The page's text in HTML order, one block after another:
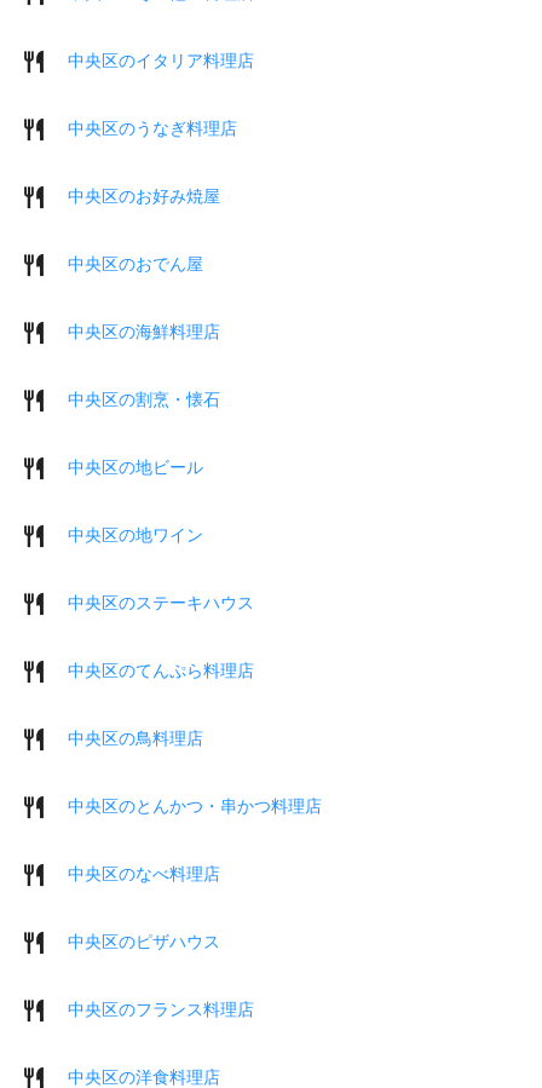
中央区のイタリア料理店
中央区のうなぎ料理店
中央区のお好み焼屋
中央区のおでん屋
中央区の海鮮料理店
中央区の割烹・懐石
中央区の地ビール
中央区の地ワイン
中央区のステーキハウス
中央区のてんぷら料理店
中央区の鳥料理店
中央区のとんかつ・串かつ料理店
中央区のなべ料理店
中央区のピザハウス
中央区のフランス料理店
中央区の洋食料理店